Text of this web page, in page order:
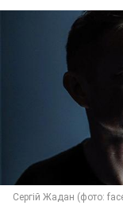
Сергій Жадан (фото: